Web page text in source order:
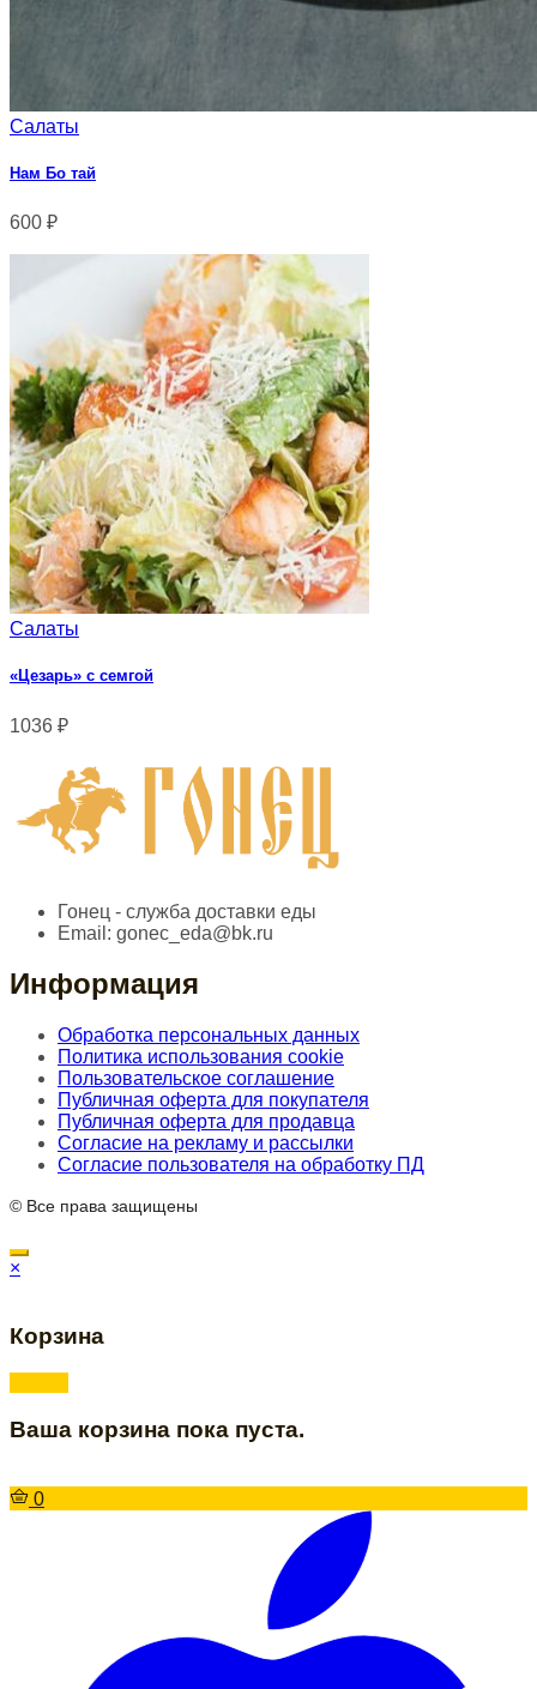
Салаты
Нам Бо тай
600 ₽
Салаты
«Цезарь» с семгой
1036 ₽
Гонец - служба доставки еды
Email: gonec_eda@bk.ru
Информация
Обработка персональных данных
Политика использования cookie
Пользовательское соглашение
Публичная оферта для покупателя
Публичная оферта для продавца
Согласие на рекламу и рассылки
Согласие пользователя на обработку ПД
© Все права защищены
×
Корзина
Ваша корзина пока пуста.
0